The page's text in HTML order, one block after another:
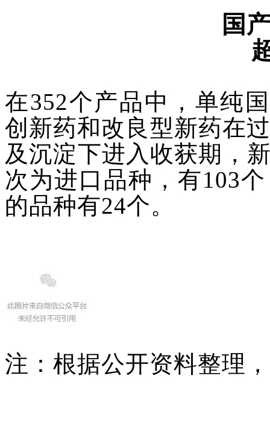
国
在352个产品中，单纯
创新药和改良型新药在
及沉淀下进入收获期，
次为进口品种，有103
的品种有24个。
注：根据公开资料整理